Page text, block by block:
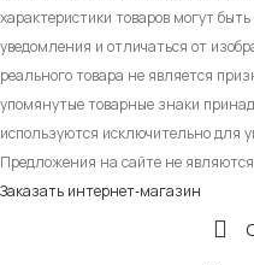
характеристики товаров могут
уведомления и отличаться от
реального товара не является
упомянутые товарные знаки
используются исключительно для
Предложения на сайте не
Заказать интернет-магазин